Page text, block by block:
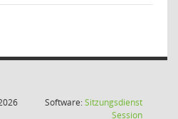
Software:Sitzungsdienst
Session(Wird in